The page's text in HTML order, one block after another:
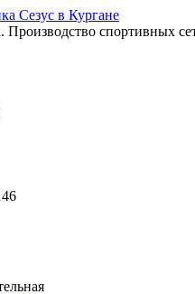
Производство спортивных